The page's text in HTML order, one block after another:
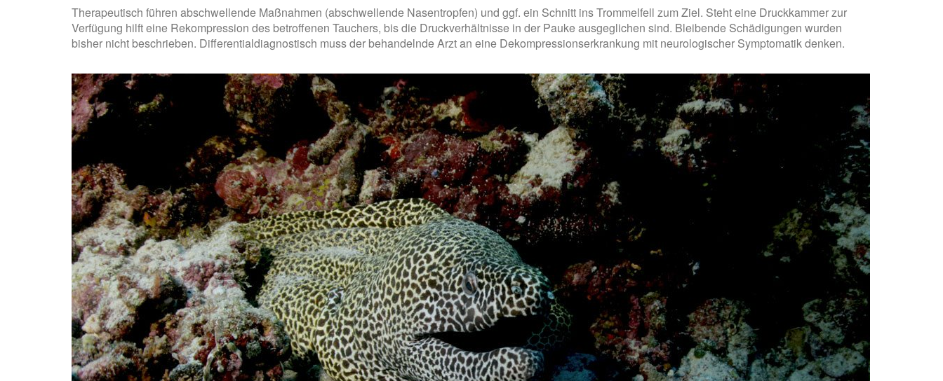
Therapeutisch führen abschwellende Maßnahmen (abschwellende Nasentropfen) und ggf. ein Schnitt ins Trommelfell zum Ziel. Steht eine Druckkammer zur
Verfügung hilft eine Rekompression des betroffenen Tauchers, bis die Druckverhältnisse in der Pauke ausgeglichen sind. Bleibende Schädigungen wurden
bisher nicht beschrieben. Differentialdiagnostisch muss der behandelnde Arzt an eine Dekompressionserkrankung mit neurologischer Symptomatik denken.